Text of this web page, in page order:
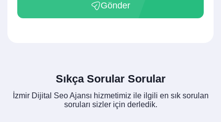
Gönder
Sıkça Sorular Sorular
İzmir Dijital Seo Ajansı hizmetimiz ile ilgili en sık sorulan
soruları sizler için derledik.